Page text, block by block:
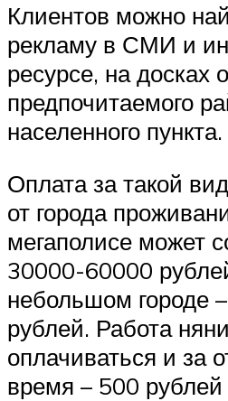
Клиентов можно
рекламу в СМИ и
ресурсе, на досках
предпочитаемого
населенного пункта.
Оплата за такой
от города
мегаполисе может
30000-60000
небольшом городе
рублей. Работа
оплачиваться и за
время – 500